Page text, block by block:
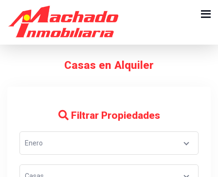
Casas en Alquiler
Filtrar Propiedades